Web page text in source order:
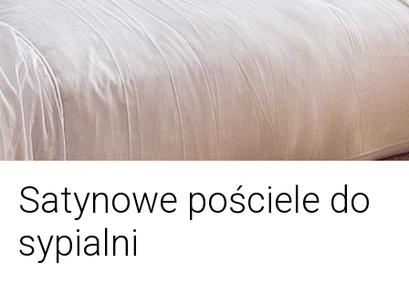
Satynowe pościele do
sypialni